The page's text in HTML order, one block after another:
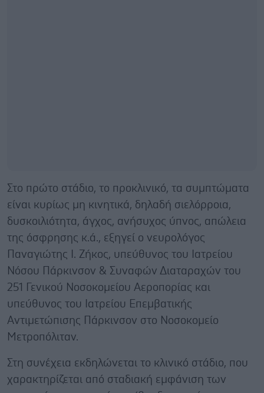
Στο πρώτο στάδιο, το προκλινικό, τα συμπτώματα
είναι κυρίως μη κινητικά, δηλαδή σιελόρροια,
δυσκοιλιότητα, άγχος, ανήσυχος ύπνος, απώλεια
της όσφρησης κ.ά., εξηγεί ο νευρολόγος
Παναγιώτης Ι. Ζήκος, υπεύθυνος του Ιατρείου
Νόσου Πάρκινσον & Συναφών Διαταραχών του
251 Γενικού Νοσοκομείου Αεροπορίας και
υπεύθυνος του Ιατρείου Επεμβατικής
Αντιμετώπισης Πάρκινσον στο Νοσοκομείο
Μετροπόλιταν.
Στη συνέχεια εκδηλώνεται το κλινικό στάδιο, που
χαρακτηρίζεται από σταδιακή εμφάνιση των